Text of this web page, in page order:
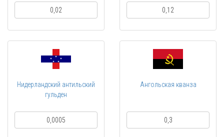
0,02 0,12
Нидерландский антильский
гульден
0,0005
Ангольская кванза
0,3